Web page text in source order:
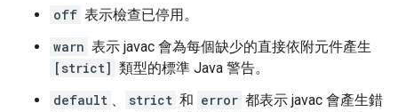
off 表示檢查已停用。
warn 表示 javac 會為每個缺少的直接依附元件產生
[strict] 類型的標準 Java 警告。
default 、 strict 和 error 都表示 javac 會產生錯